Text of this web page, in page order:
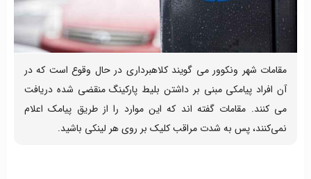
مقامات شهر ونکوور می گویند کلاهبرداری در حال وقوع است که در
آن افراد پیامکی مبنی بر داشتن بلیط پارکینگ منقضی شده دریافت
می کنند. مقامات گفته اند که این موارد را از طریق پیامک اعلام
نمی‌کنند، پس به شدت مراقب کلیک بر روی هر لینکی باشید.